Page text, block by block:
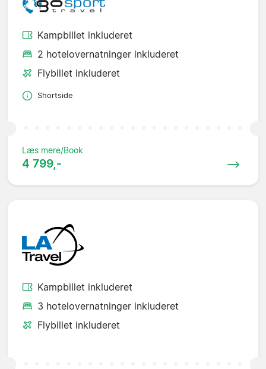
Kampbillet inkluderet
2 hotelovernatninger inkluderet
Flybillet inkluderet
Shortside
Læs mere/Book
4 799,-
Kampbillet inkluderet
3 hotelovernatninger inkluderet
Flybillet inkluderet